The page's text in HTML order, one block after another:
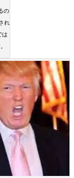
の
れ
は